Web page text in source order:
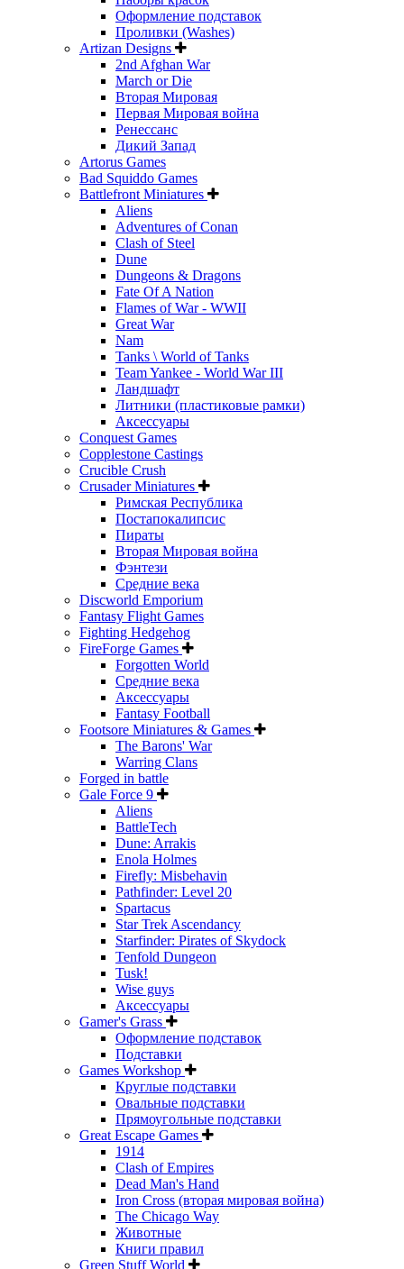
Оформление подставок
Проливки (Washes)
Artizan Designs
2nd Afghan War
March or Die
Вторая Мировая
Первая Мировая война
Ренессанс
Дикий Запад
Artorus Games
Bad Squiddo Games
Battlefront Miniatures
Aliens
Adventures of Conan
Clash of Steel
Dune
Dungeons & Dragons
Fate Of A Nation
Flames of War - WWII
Great War
Nam
Tanks \ World of Tanks
Team Yankee - World War III
Ландшафт
Литники (пластиковые рамки)
Аксессуары
Conquest Games
Copplestone Castings
Crucible Crush
Crusader Miniatures
Римская Республика
Постапокалипсис
Пираты
Вторая Мировая война
Фэнтези
Средние века
Discworld Emporium
Fantasy Flight Games
Fighting Hedgehog
FireForge Games
Forgotten World
Средние века
Аксессуары
Fantasy Football
Footsore Miniatures & Games
The Barons' War
Warring Clans
Forged in battle
Gale Force 9
Aliens
BattleTech
Dune: Arrakis
Enola Holmes
Firefly: Misbehavin
Pathfinder: Level 20
Spartacus
Star Trek Ascendancy
Starfinder: Pirates of Skydock
Tenfold Dungeon
Tusk!
Wise guys
Аксессуары
Gamer's Grass
Оформление подставок
Подставки
Games Workshop
Круглые подставки
Овальные подставки
Прямоугольные подставки
Great Escape Games
1914
Clash of Empires
Dead Man's Hand
Iron Cross (вторая мировая война)
The Chicago Way
Животные
Книги правил
Green Stuff World